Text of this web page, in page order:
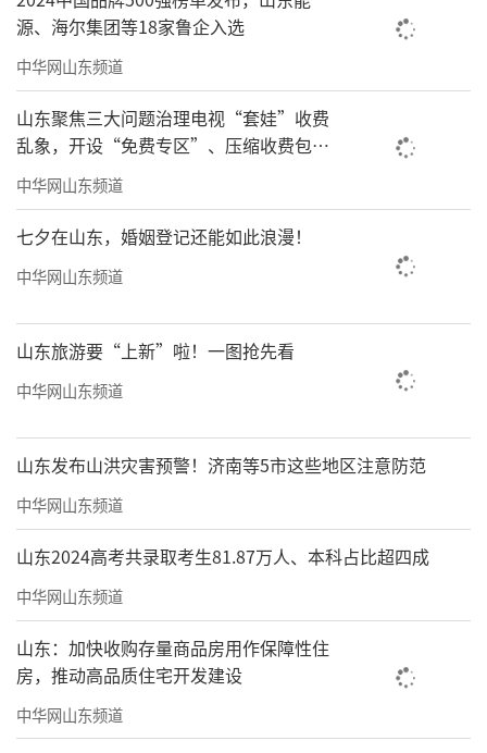
源、海尔集团等18家鲁企入选
中华网山东频道
山东聚焦三大问题治理电视“套娃”收费
乱象，开设“免费专区”、压缩收费包比
例70%以上
中华网山东频道
七夕在山东，婚姻登记还能如此浪漫！
中华网山东频道
山东旅游要“上新”啦！一图抢先看
中华网山东频道
山东发布山洪灾害预警！济南等5市这些地区注意防范
中华网山东频道
山东2024高考共录取考生81.87万人、本科占比超四成
中华网山东频道
山东：加快收购存量商品房用作保障性住
房，推动高品质住宅开发建设
中华网山东频道